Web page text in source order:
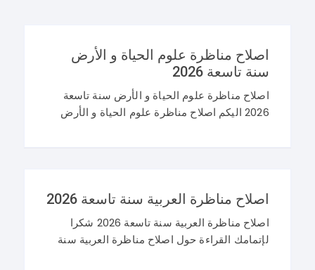
اصلاح مناظرة علوم الحياة و الأرض
سنة تاسعة 2026
اصلاح مناظرة علوم الحياة و الأرض سنة تاسعة
2026 اليكم اصلاح مناظرة علوم الحياة و الأرض
اصلاح مناظرة العربية سنة تاسعة 2026
اصلاح مناظرة العربية سنة تاسعة 2026 شكرا
لإتمامك القراءة حول اصلاح مناظرة العربية سنة